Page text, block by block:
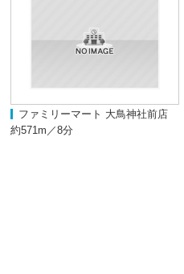
ファミリーマート 大鳥神社前店
約571m／8分